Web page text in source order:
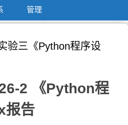
管理
验三《Python程序设
2 《Python程
报告